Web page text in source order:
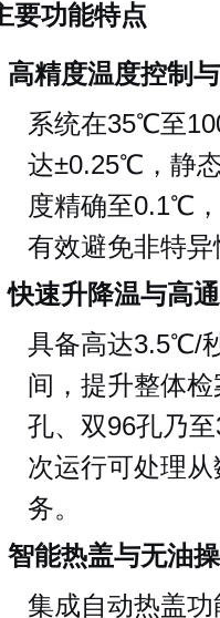
要功能特点
高精度温度控制
系统在35℃至
达±0.25℃，静
度精确至0.1℃
有效避免非特
快速升降温与高
具备高达3.5℃/
间，提升整体
孔、双96孔乃
次运行可处理
务。
智能热盖与无油
集成自动热盖